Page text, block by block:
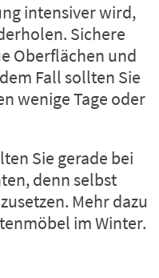
intensiver wird,
Sichere
Oberflächen und
Fall sollten Sie
wenige Tage oder
Sie gerade bei
denn selbst
Mehr dazu
im Winter.